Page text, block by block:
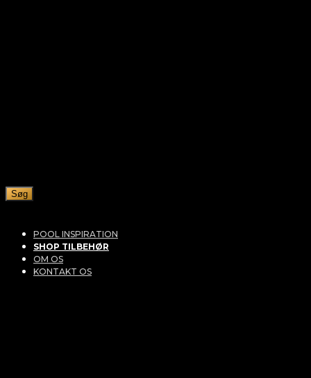
Søg
POOL INSPIRATION
SHOP TILBEHØR
OM OS
KONTAKT OS